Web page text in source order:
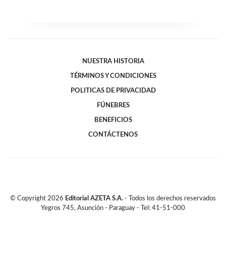
NUESTRA HISTORIA
TÉRMINOS Y CONDICIONES
POLITICAS DE PRIVACIDAD
FÚNEBRES
BENEFICIOS
CONTÁCTENOS
© Copyright 2026 Editorial AZETA S.A. - Todos los derechos reservados
Yegros 745, Asunción - Paraguay - Tel: 41-51-000